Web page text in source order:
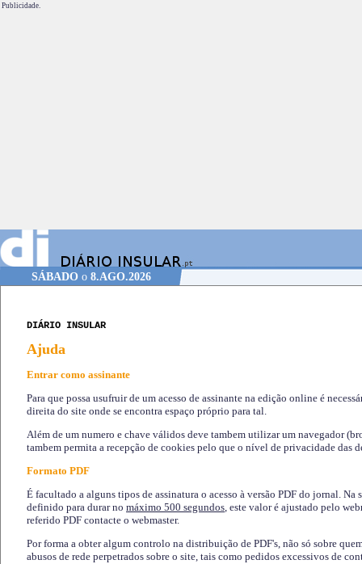
Publicidade.
SÁBADOo 8.AGO.2026
DIÁRIO INSULAR
Ajuda
Entrar como assinante
Para que possa usufruir de um acesso de assinante na edição online é
direita do site onde se encontra espaço próprio para tal.
Além de um numero e chave válidos deve tambem utilizar um navegador
tambem permita a recepção de cookies pelo que o nível de privacidade das
Formato PDF
É facultado a alguns tipos de assinatura o acesso à versão PDF do jornal. Na
definido para durar no máximo 500 segundos, este valor é ajustado pelo
referido PDF contacte o webmaster.
Por forma a obter algum controlo na distribuição de PDF's, não só sobre
abusos de rede perpetrados sobre o site, tais como pedidos excessivos de